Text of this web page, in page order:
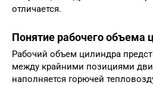
отличается.
Понятие рабочего объема
Рабочий объем цилиндра
между крайними позициями
наполняется горючей